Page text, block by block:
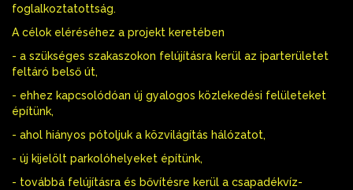
foglalkoztatottság.
A célok eléréséhez a projekt keretében
- a szükséges szakaszokon felújításra kerül az iparterületet
feltáró belső út,
- ehhez kapcsolódóan új gyalogos közlekedési felületeket
építünk,
- ahol hiányos pótoljuk a közvilágítás hálózatot,
- új kijelölt parkolóhelyeket építünk,
- továbbá felújításra és bővítésre kerül a csapadékvíz-